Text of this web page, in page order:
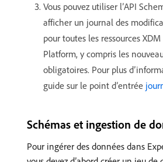
Vous pouvez utiliser l’API
afficher un journal des
pour toutes les ressources
Platform, y compris les
obligatoires. Pour plus
guide sur le point d’entrée
Schémas et ingestion de
Pour ingérer des données dans